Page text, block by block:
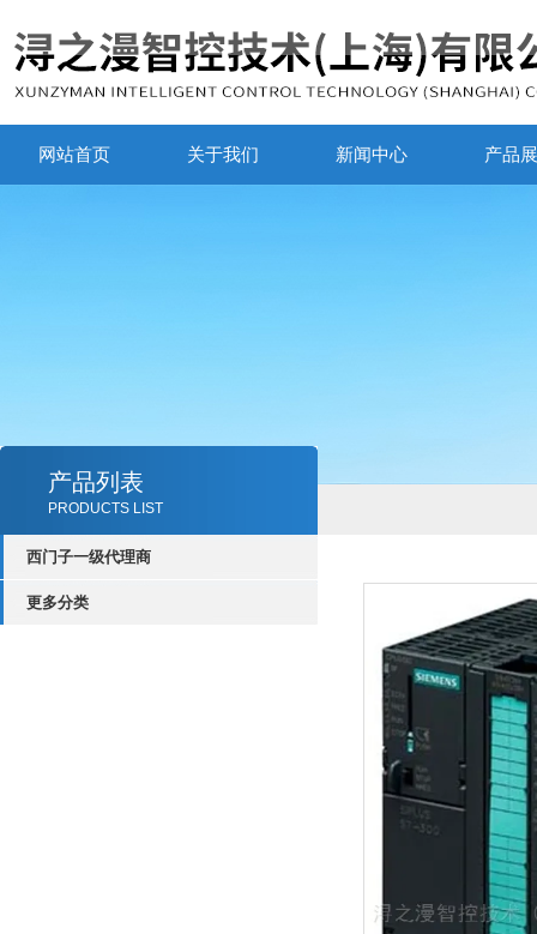
网站首页 关于我们 新闻中心 产品
产品列表
PRODUCTS LIST
西门子一级代理商
更多分类